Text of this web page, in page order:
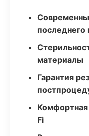
последнего
материалы
Гарантия
Fi